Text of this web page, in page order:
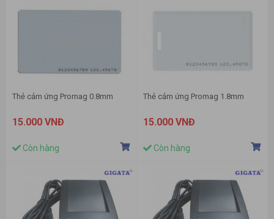
Thẻ cảm ứng Promag 0.8mm
15.000 VNĐ
Còn hàng
Thẻ cảm ứng Promag 1.8mm
15.000 VNĐ
Còn hàng